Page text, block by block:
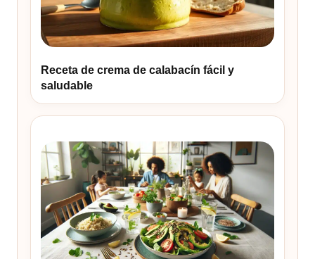
Receta de crema de calabacín fácil y
saludable